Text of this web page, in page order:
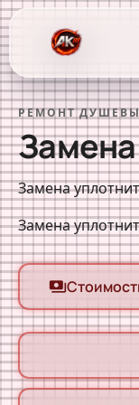
РЕМОНТ
Замена
Замена
payments